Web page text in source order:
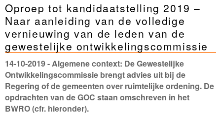
Oproep tot kandidaatstelling 2019 –
Naar aanleiding van de volledige
vernieuwing van de leden van de
gewestelijke ontwikkelingscommissie
14-10-2019- Algemene context: De Gewestelijke
Ontwikkelingscommissie brengt advies uit bij de
Regering of de gemeenten over ruimtelijke ordening. De
opdrachten van de GOC staan omschreven in het
BWRO (cfr. hieronder).